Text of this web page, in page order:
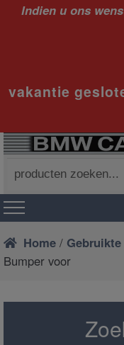
Indien u ons
vakantie
naar:
Home /
Bumper voor